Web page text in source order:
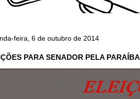
feira, 6 de outubro de 2014
PARA SENADOR PELA PARAÍBA